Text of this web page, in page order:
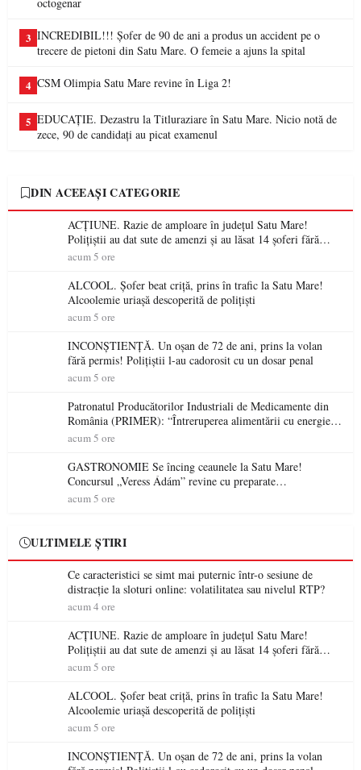
3 INCREDIBIL!!! Șofer de 90 de ani a produs un accident pe o
trecere de pietoni din Satu Mare. O femeie a ajuns la spital
4 CSM Olimpia Satu Mare revine în Liga 2!
5 EDUCAȚIE. Dezastru la Titluraziare în Satu Mare. Nicio notă de
zece, 90 de candidați au picat examenul
DIN ACEEAȘI CATEGORIE
ACȚIUNE. Razie de amploare în județul Satu Mare!
Polițiștii au dat sute de amenzi și au lăsat 14 șoferi fără
permis într-o singură zi
acum 5 ore
ALCOOL. Șofer beat criță, prins în trafic la Satu Mare!
Alcoolemie uriașă descoperită de polițiști
acum 5 ore
INCONȘTIENȚĂ. Un oșan de 72 de ani, prins la volan
fără permis! Polițiștii l-au cadorosit cu un dosar penal
acum 5 ore
Patronatul Producătorilor Industriali de Medicamente din
România (PRIMER): “Întreruperea alimentării cu energie
electrică a fabricilor de medicamente va pune în pericol
acum 5 ore
GASTRONOMIE Se încing ceaunele la Satu Mare!
Concursul „Veress Ádám” revine cu preparate
spectaculoase, premii și un jurat de renume
acum 5 ore
ULTIMELE ȘTIRI
Ce caracteristici se simt mai puternic într-o sesiune de
distracție la sloturi online: volatilitatea sau nivelul RTP?
acum 4 ore
ACȚIUNE. Razie de amploare în județul Satu Mare!
Polițiștii au dat sute de amenzi și au lăsat 14 șoferi fără
permis într-o singură zi
acum 5 ore
ALCOOL. Șofer beat criță, prins în trafic la Satu Mare!
Alcoolemie uriașă descoperită de polițiști
acum 5 ore
INCONȘTIENȚĂ. Un oșan de 72 de ani, prins la volan